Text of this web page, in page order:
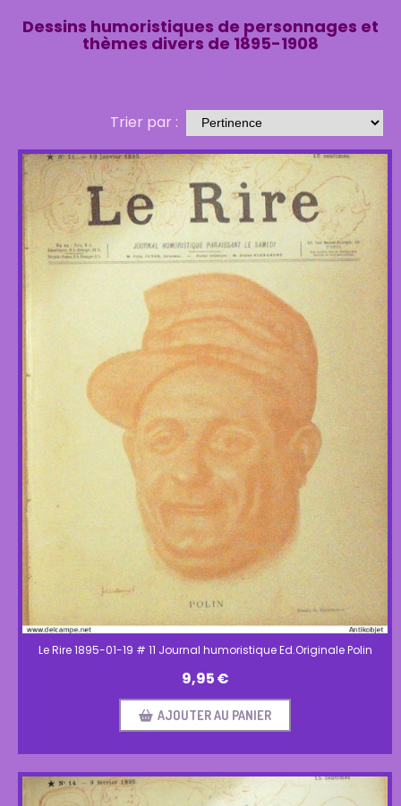
Dessins humoristiques de personnages et
thèmes divers de 1895-1908
Trier par :
Le Rire 1895-01-19 # 11 Journal humoristique Ed.Originale Polin
9,95€
AJOUTER AU PANIER